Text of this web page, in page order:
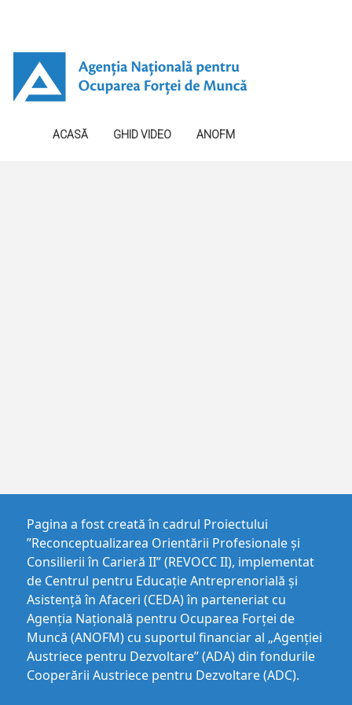
ACASĂ GHID VIDEO ANOFM
Pagina a fost creată în cadrul Proiectului
”Reconceptualizarea Orientării Profesionale și
Consilierii în Carieră II” (REVOCC II), implementat
de Centrul pentru Educaţie Antreprenorială şi
Asistenţă în Afaceri (CEDA) în parteneriat cu
Agenția Națională pentru Ocuparea Forței de
Muncă (ANOFM) cu suportul financiar al „Agenției
Austriece pentru Dezvoltare” (ADA) din fondurile
Cooperării Austriece pentru Dezvoltare (ADC).